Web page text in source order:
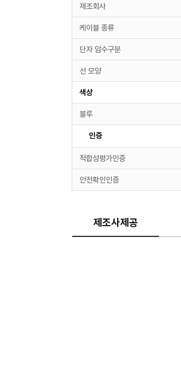
제조회사
케이블 종류
단자 암수구분
선 모양
색상
블루
인증
적합성평가인증
안전확인인증
제조사제공